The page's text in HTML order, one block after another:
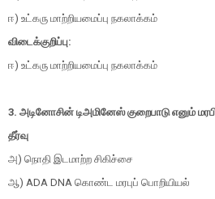
ஈ) உட்கரு மாற்றியமைப்பு நகலாக்கம்
விடைக்குறிப்பு:
ஈ) உட்கரு மாற்றியமைப்பு நகலாக்கம்
3. அடினோசின் டிஅமினேஸ் குறைபாடு எனும்
தீர்வு
அ) நொதி இடமாற்ற சிகிச்சை
ஆ) ADA DNA கொண்ட மரபுப் பொறியியல்